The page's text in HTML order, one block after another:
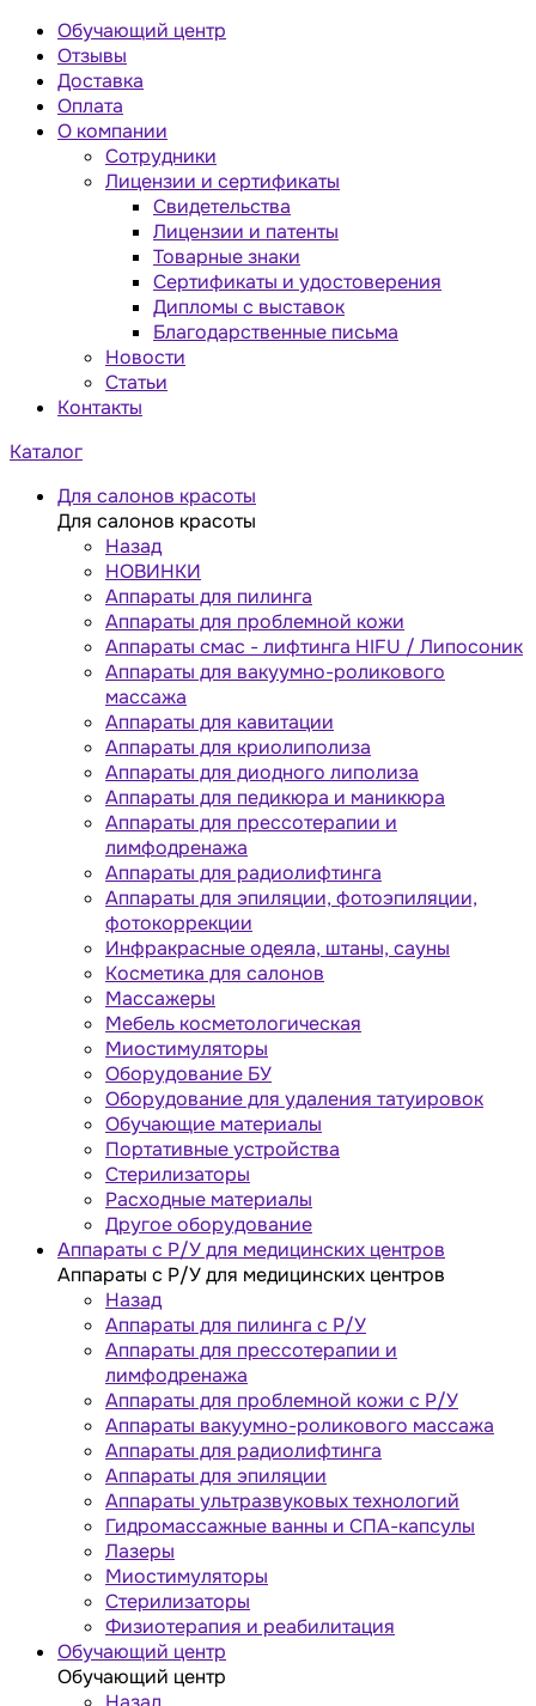
Обучающий центр
Отзывы
Доставка
Оплата
О компании
Сотрудники
Лицензии и сертификаты
Свидетельства
Лицензии и патенты
Товарные знаки
Сертификаты и удостоверения
Дипломы с выставок
Благодарственные письма
Новости
Статьи
Контакты
Каталог
Для салонов красоты
Для салонов красоты
Назад
НОВИНКИ
Аппараты для пилинга
Аппараты для проблемной кожи
Аппараты cмас - лифтинга HIFU / Липосоник
Аппараты для вакуумно-роликового
массажа
Аппараты для кавитации
Аппараты для криолиполиза
Аппараты для диодного липолиза
Аппараты для педикюра и маникюра
Аппараты для прессотерапии и
лимфодренажа
Аппараты для радиолифтинга
Аппараты для эпиляции, фотоэпиляции,
фотокоррекции
Инфракрасные одеяла, штаны, сауны
Косметика для салонов
Массажеры
Мебель косметологическая
Миостимуляторы
Оборудование БУ
Оборудование для удаления татуировок
Обучающие материалы
Портативные устройства
Стерилизаторы
Расходные материалы
Другое оборудование
Аппараты с Р/У для медицинских центров
Аппараты с Р/У для медицинских центров
Назад
Аппараты для пилинга с Р/У
Аппараты для прессотерапии и
лимфодренажа
Аппараты для проблемной кожи с Р/У
Аппараты вакуумно-роликового массажа
Аппараты для радиолифтинга
Аппараты для эпиляции
Аппараты ультразвуковых технологий
Гидромассажные ванны и СПА-капсулы
Лазеры
Миостимуляторы
Стерилизаторы
Физиотерапия и реабилитация
Обучающий центр
Обучающий центр